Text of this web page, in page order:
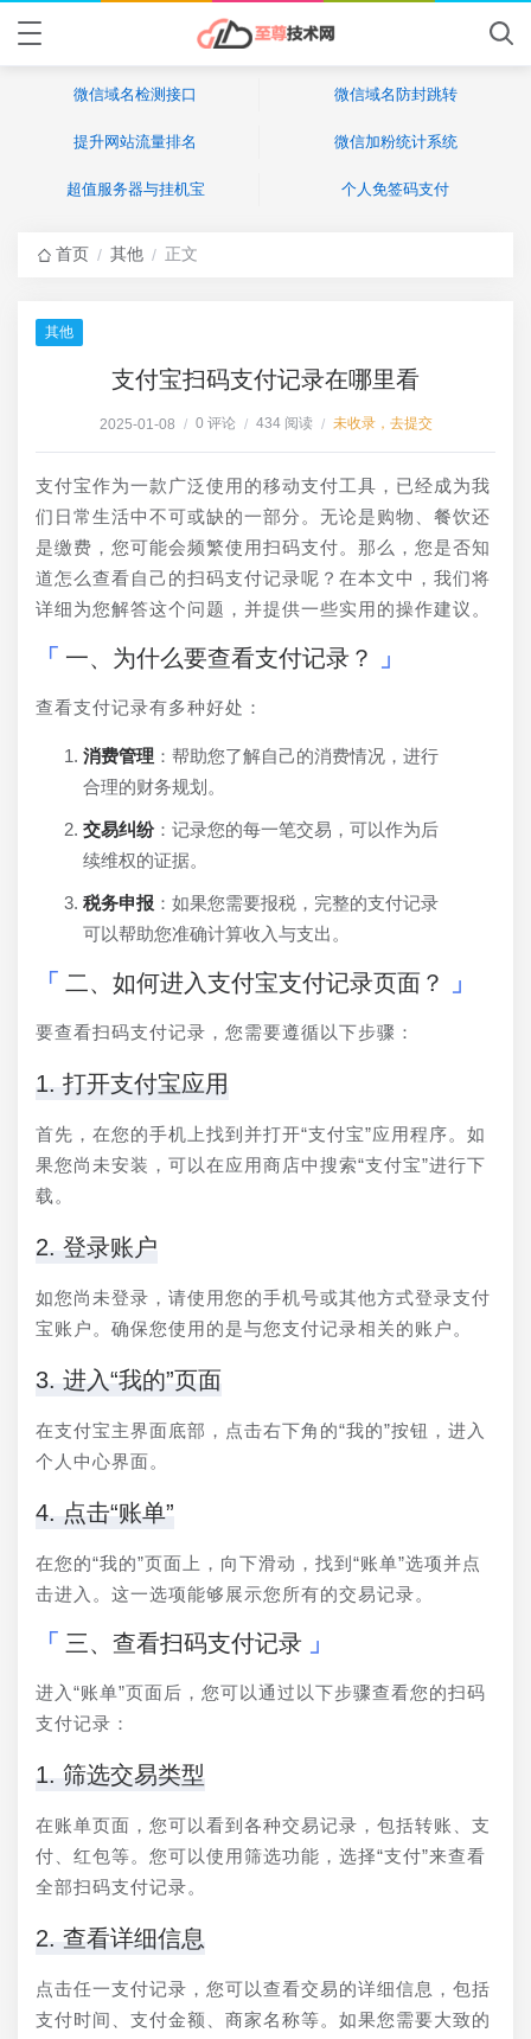
微信域名检测接口 微信域名防封跳转
提升网站流量排名 微信加粉统计系统
超值服务器与挂机宝 个人免签码支付
首页 / 其他 / 正文
其他
支付宝扫码支付记录在哪里看
2025-01-08 / 0 评论 / 434 阅读 / 未收录，去提交
支付宝作为一款广泛使用的移动支付工具，已经成为我
们日常生活中不可或缺的一部分。无论是购物、餐饮还
是缴费，您可能会频繁使用扫码支付。那么，您是否知
道怎么查看自己的扫码支付记录呢？在本文中，我们将
详细为您解答这个问题，并提供一些实用的操作建议。
一、为什么要查看支付记录？
查看支付记录有多种好处：
消费管理 ：帮助您了解自己的消费情况，进行
合理的财务规划。
交易纠纷：记录您的每一笔交易，可以作为后
续维权的证据。
税务申报 ：如果您需要报税，完整的支付记录
可以帮助您准确计算收入与支出。
二、如何进入支付宝支付记录页面？
要查看扫码支付记录，您需要遵循以下步骤：
1. 打开支付宝应用
首先，在您的手机上找到并打开“支付宝”应用程序。如
果您尚未安装，可以在应用商店中搜索“支付宝”进行下
载。
2. 登录账户
如您尚未登录，请使用您的手机号或其他方式登录支付
宝账户。确保您使用的是与您支付记录相关的账户。
3. 进入“我的”页面
在支付宝主界面底部，点击右下角的“我的”按钮，进入
个人中心界面。
4. 点击“账单”
在您的“我的”页面上，向下滑动，找到“账单”选项并点
击进入。这一选项能够展示您所有的交易记录。
三、查看扫码支付记录
进入“账单”页面后，您可以通过以下步骤查看您的扫码
支付记录：
1. 筛选交易类型
在账单页面，您可以看到各种交易记录，包括转账、支
付、红包等。您可以使用筛选功能，选择“支付”来查看
全部扫码支付记录。
2. 查看详细信息
点击任一支付记录，您可以查看交易的详细信息，包括
支付时间、支付金额、商家名称等。如果您需要大致的